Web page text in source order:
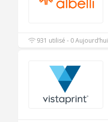
931 utilisé - 0 Aujourd’hui